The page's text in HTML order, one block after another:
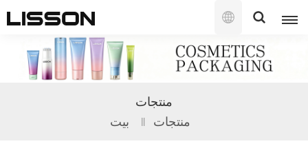
العربية
English
français
منتجات
بيت منتجات